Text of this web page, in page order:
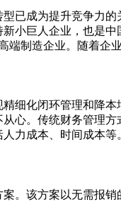
已成为提升竞争力
小巨人企业，也是
端制造企业。随着企
细化闭环管理和降
心。传统财务管理
力成本、时间成本
。该方案以无需报